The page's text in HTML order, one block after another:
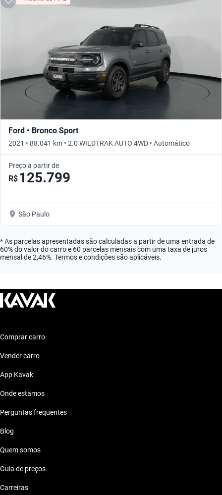
Ford • Bronco Sport
2021 • 88.041 km • 2.0 WILDTRAK AUTO 4WD • Automático
Preço a partir de
R$ 125.799
São Paulo
* As parcelas apresentadas são calculadas a partir de uma entrada de
60% do valor do carro e 60 parcelas mensais com uma taxa de juros
mensal de 2,46%. Termos e condições são aplicáveis.
Comprar carro
Vender carro
App Kavak
Onde estamos
Perguntas frequentes
Blog
Quem somos
Guia de preços
Carreiras